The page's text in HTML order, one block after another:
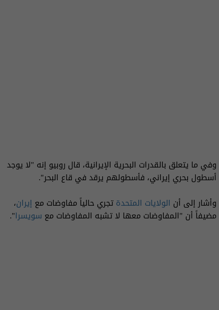
وفي ما يتعلق بالقدرات البحرية الإيرانية، قال روبيو إنه "لا يوجد
أسطول بحري إيراني، فأسطولهم يرقد في قاع البحر".
وأشار إلى أن الولايات المتحدةتجري حالياً مفاوضات مع إيران،
مضيفاً أن "المفاوضات معها لا تشبه المفاوضات مع سويسرا".